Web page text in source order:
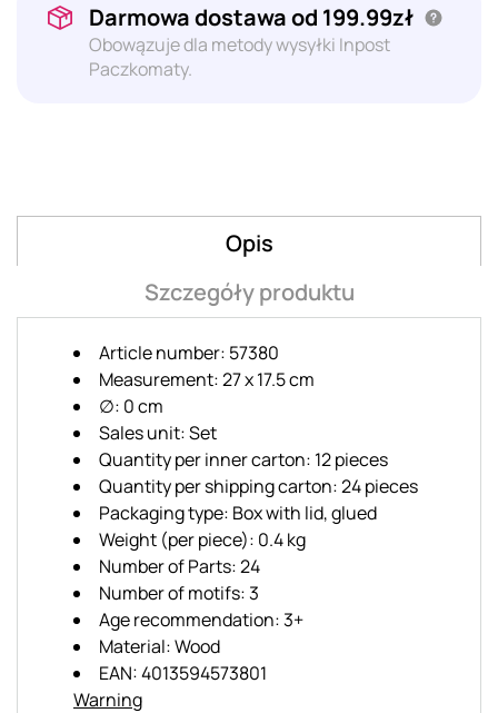
Darmowa dostawa od 199.99zł
Obowązuje dla metody wysyłki Inpost
Paczkomaty.
Opis
Szczegóły produktu
Article number: 57380
Measurement: 27 x 17.5 cm
∅: 0 cm
Sales unit: Set
Quantity per inner carton: 12 pieces
Quantity per shipping carton: 24 pieces
Packaging type: Box with lid, glued
Weight (per piece): 0.4 kg
Number of Parts: 24
Number of motifs: 3
Age recommendation: 3+
Material: Wood
EAN: 4013594573801
Warning